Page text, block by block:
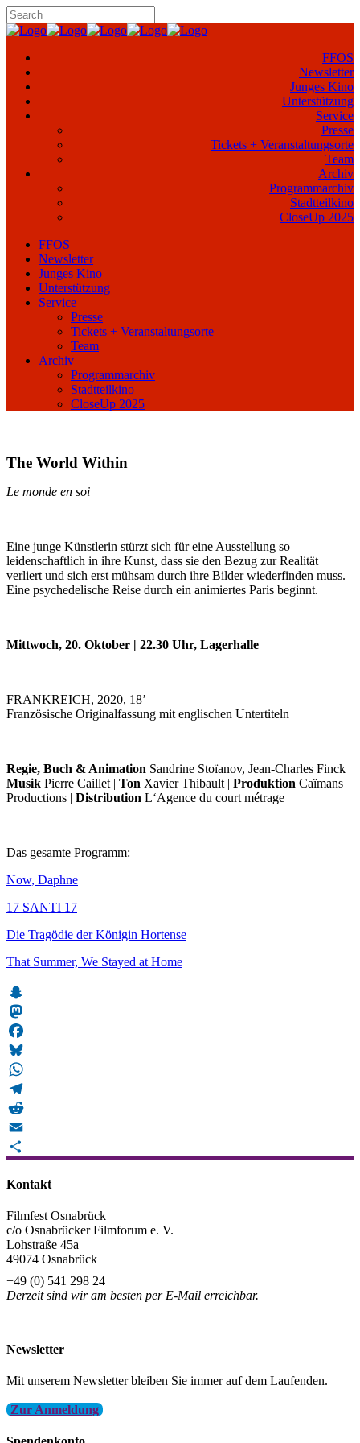
FFOS
Newsletter
Junges Kino
Unterstützung
Service
Presse
Tickets + Veranstaltungsorte
Team
Archiv
Programmarchiv
Stadtteilkino
CloseUp 2025
FFOS
Newsletter
Junges Kino
Unterstützung
Service
Presse
Tickets + Veranstaltungsorte
Team
Archiv
Programmarchiv
Stadtteilkino
CloseUp 2025
The World Within
Le monde en soi
Eine junge Künstlerin stürzt sich für eine Ausstellung so
leidenschaftlich in ihre Kunst, dass sie den Bezug zur Realität
verliert und sich erst mühsam durch ihre Bilder wiederfinden muss.
Eine psychedelische Reise durch ein animiertes Paris beginnt.
Mittwoch, 20. Oktober | 22.30 Uhr, Lagerhalle
FRANKREICH, 2020, 18’
Französische Originalfassung mit englischen Untertiteln
Regie, Buch & Animation Sandrine Stoïanov, Jean-Charles Finck |
Musik Pierre Caillet | Ton Xavier Thibault | Produktion Caïmans
Productions | Distribution L‘Agence du court métrage
Das gesamte Programm:
Now, Daphne
17 SANTI 17
Die Tragödie der Königin Hortense
That Summer, We Stayed at Home
Snapchat
Mastodon
Facebook
Bluesky
WhatsApp
Telegram
Reddit
Email
Kontakt
Filmfest Osnabrück
c/o Osnabrücker Filmforum e. V.
Lohstraße 45a
49074 Osnabrück
+49 (0) 541 298 24
Derzeit sind wir am besten per E-Mail erreichbar.
Newsletter
Mit unserem Newsletter bleiben Sie immer auf dem Laufenden.
Zur Anmeldung